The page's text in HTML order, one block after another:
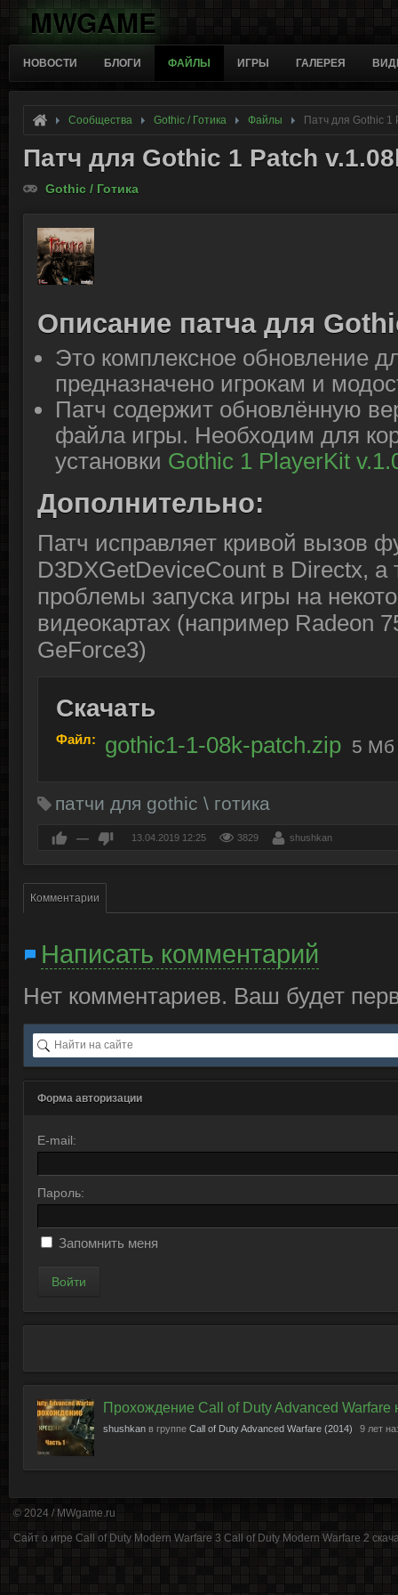
MWGAME
НОВОСТИ БЛОГИ ФАЙЛЫ ИГРЫ ГАЛЕРЕЯ
Сообщества Gothic / Готика Файлы Патч для Gothic 1
Патч для Gothic 1 Patch
Gothic / Готика
Описание патча для
Это комплексное обновление
предназначено игрокам и
Патч содержит обновлённую
файла игры. Необходим для
установки Gothic 1 PlayerKit
Дополнительно:
Патч исправляет кривой вызов
D3DXGetDeviceCount в Directx, а
проблемы запуска игры на
видеокартах (например Radeon
GeForce3)
Скачать
Файл: gothic1-1-08k-patch.zip 5 Мб
патчи для gothic \ готика
— 13.04.2019 12:25 3829 shushkan
Комментарии
Написать комментарий
Нет комментариев. Ваш будет
Форма авторизации
E-mail:
Пароль:
Запомнить меня
Прохождение Call of Duty Advanced
shushkanв группе Call of Duty Advanced Warfare (2014) 9 лет
© 2024 / MWgame.ru
Cайт о игре Call of Duty Modern Warfare 3 Call of Duty Modern Warfare 2